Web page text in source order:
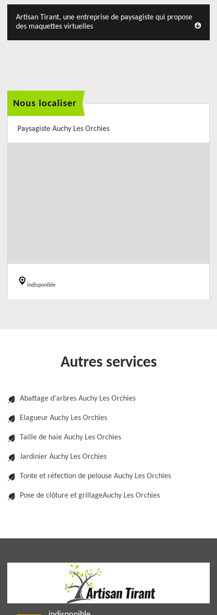
Artisan Tirant, une entreprise de paysagiste qui propose
des maquettes virtuelles
Nous localiser
Paysagiste Auchy Les Orchies
indisponible
Autres services
Abattage d'arbres Auchy Les Orchies
Elagueur Auchy Les Orchies
Taille de haie Auchy Les Orchies
Jardinier Auchy Les Orchies
Tonte et réfection de pelouse Auchy Les Orchies
Pose de clôture et grillageAuchy Les Orchies